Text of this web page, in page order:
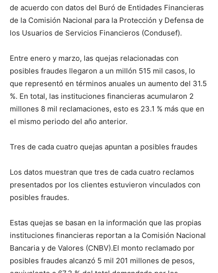
de acuerdo con datos del Buró de Entidades Financieras
de la Comisión Nacional para la Protección y Defensa de
los Usuarios de Servicios Financieros (Condusef).
Entre enero y marzo, las quejas relacionadas con
posibles fraudes llegaron a un millón 515 mil casos, lo
que representó en términos anuales un aumento del 31.5
%. En total, las instituciones financieras acumularon 2
millones 8 mil reclamaciones, esto es 23.1 % más que en
el mismo periodo del año anterior.
Tres de cada cuatro quejas apuntan a posibles fraudes
Los datos muestran que tres de cada cuatro reclamos
presentados por los clientes estuvieron vinculados con
posibles fraudes.
Estas quejas se basan en la información que las propias
instituciones financieras reportan a la Comisión Nacional
Bancaria y de Valores (CNBV).El monto reclamado por
posibles fraudes alcanzó 5 mil 201 millones de pesos,